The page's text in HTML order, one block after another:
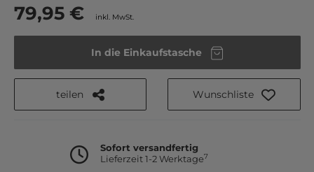
79,95 € inkl. MwSt.
In die Einkaufstasche
teilen Wunschliste
Sofort versandfertig
Lieferzeit 1-2 Werktage7